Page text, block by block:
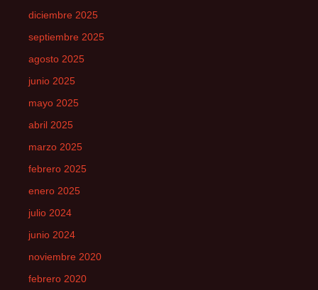
diciembre 2025
septiembre 2025
agosto 2025
junio 2025
mayo 2025
abril 2025
marzo 2025
febrero 2025
enero 2025
julio 2024
junio 2024
noviembre 2020
febrero 2020